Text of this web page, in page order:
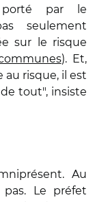
porté par le
seulement
sur le risque
). Et,
au risque, il est
tout", insiste
Au
Le préfet